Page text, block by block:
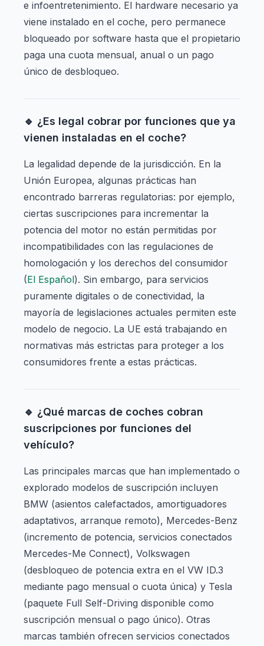
e infoentretenimiento. El hardware necesario ya
viene instalado en el coche, pero permanece
bloqueado por software hasta que el propietario
paga una cuota mensual, anual o un pago
único de desbloqueo.
🔹 ¿Es legal cobrar por funciones que ya
vienen instaladas en el coche?
La legalidad depende de la jurisdicción. En la
Unión Europea, algunas prácticas han
encontrado barreras regulatorias: por ejemplo,
ciertas suscripciones para incrementar la
potencia del motor no están permitidas por
incompatibilidades con las regulaciones de
homologación y los derechos del consumidor
(El Español). Sin embargo, para servicios
puramente digitales o de conectividad, la
mayoría de legislaciones actuales permiten este
modelo de negocio. La UE está trabajando en
normativas más estrictas para proteger a los
consumidores frente a estas prácticas.
🔹 ¿Qué marcas de coches cobran
suscripciones por funciones del
vehículo?
Las principales marcas que han implementado o
explorado modelos de suscripción incluyen
BMW (asientos calefactados, amortiguadores
adaptativos, arranque remoto), Mercedes-Benz
(incremento de potencia, servicios conectados
Mercedes-Me Connect), Volkswagen
(desbloqueo de potencia extra en el VW ID.3
mediante pago mensual o cuota única) y Tesla
(paquete Full Self-Driving disponible como
suscripción mensual o pago único). Otras
marcas también ofrecen servicios conectados